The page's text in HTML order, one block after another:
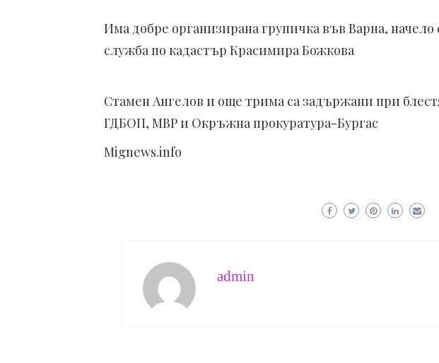
Има добре организирана групичка във Варна, начело
служба по кадастър Красимира Божкова
Стамен Ангелов и още трима са задържани при
ГДБОП, МВР и Окръжна прокуратура-Бургас
Mignews.info
admin